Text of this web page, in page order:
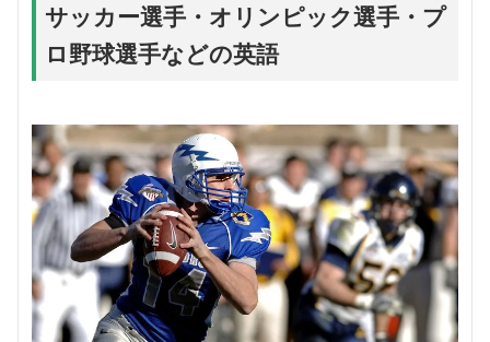
サッカー選手・オリンピック選手・プ
ロ野球選手などの英語